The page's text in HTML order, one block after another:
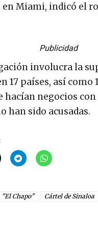
en Miami, indicó el
Publicidad
involucra la
17 países, así como
hacían negocios
han sido acusadas.
"El Chapo" Cártel de Sinaloa